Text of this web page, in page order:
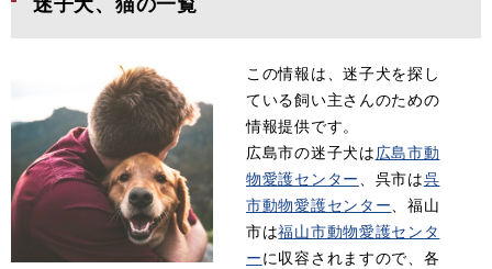
この情報は、迷子犬を探し
ている飼い主さんのための
情報提供です。
広島市の迷子犬は広島市動
物愛護センター
、呉市は呉
市動物愛護センター 、福山
市は福山市動物愛護センタ
ーに収容されますので、各